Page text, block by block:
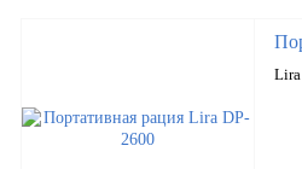
Lira